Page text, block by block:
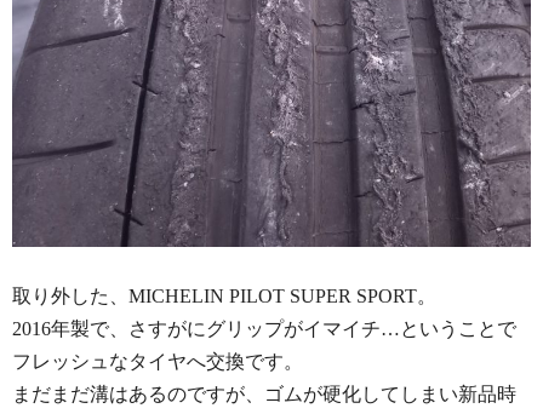
取り外した、MICHELIN PILOT SUPER SPORT。
2016年製で、さすがにグリップがイマイチ…ということで
フレッシュなタイヤへ交換です。
まだまだ溝はあるのですが、ゴムが硬化してしまい新品時